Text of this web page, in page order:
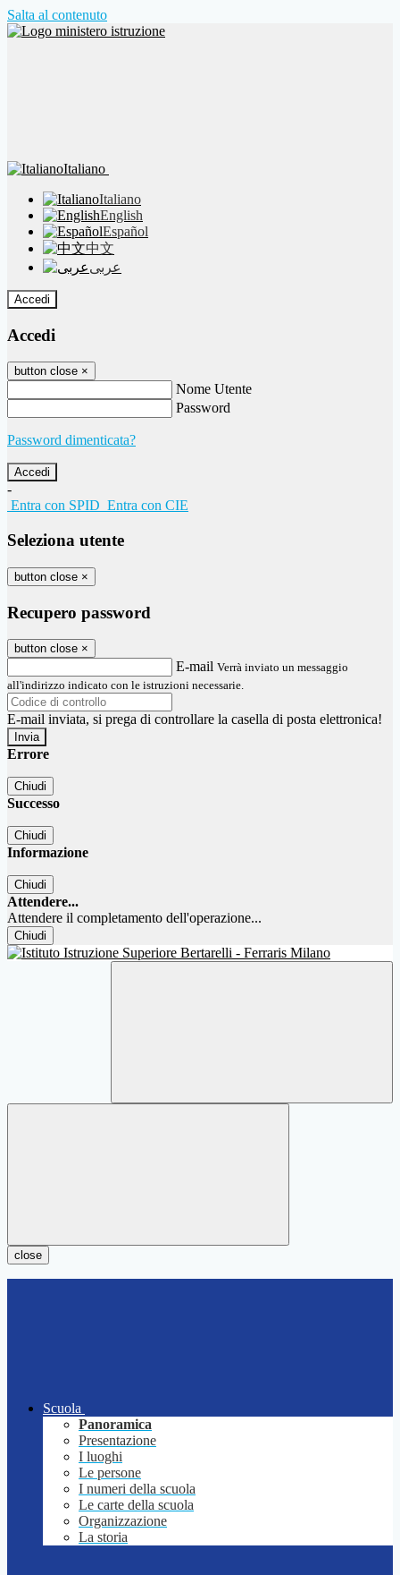
Salta al contenuto
Italiano
Italiano
English
Español
中文
عربى
Accedi
Accedi
button close ×
Nome Utente
Password
Password dimenticata?
-
Entra con SPID Entra con CIE
Seleziona utente
button close ×
Recupero password
button close ×
E-mail Verrà inviato un messaggio
all'indirizzo indicato con le istruzioni necessarie.
E-mail inviata, si prega di controllare la casella di posta elettronica!
Errore
Chiudi
Successo
Chiudi
Informazione
Chiudi
Attendere...
Attendere il completamento dell'operazione...
Chiudi
close
Scuola
Panoramica
Presentazione
I luoghi
Le persone
I numeri della scuola
Le carte della scuola
Organizzazione
La storia